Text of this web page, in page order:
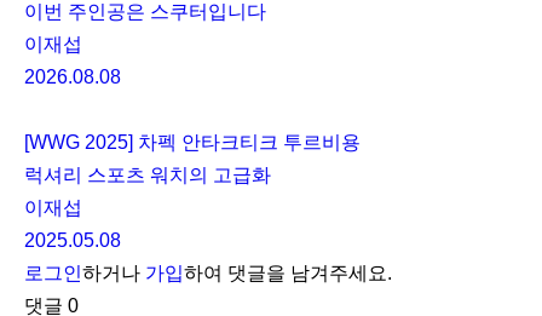
이번 주인공은 스쿠터입니다
이재섭
2026.08.08
[WWG 2025] 차펙 안타크티크 투르비용
럭셔리 스포츠 워치의 고급화
이재섭
2025.05.08
로그인하거나 가입하여 댓글을 남겨주세요.
댓글 0